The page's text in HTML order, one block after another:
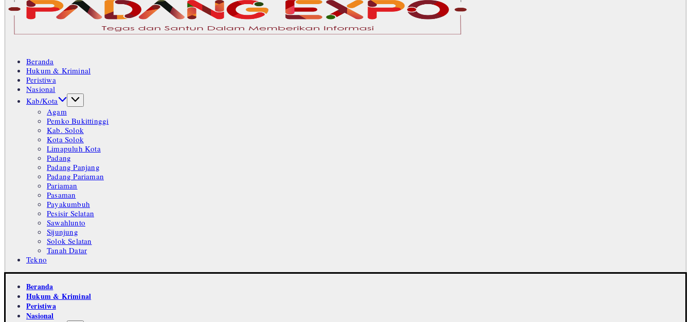
Memberikan
Informasi
Beranda
Hukum & Kriminal
Peristiwa
Nasional
Kab/Kota
Agam
Pemko Bukittinggi
Kab. Solok
Kota Solok
Limapuluh Kota
Padang
Padang Panjang
Padang Pariaman
Pariaman
Pasaman
Payakumbuh
Pesisir Selatan
Sawahlunto
Sijunjung
Solok Selatan
Tanah Datar
Tekno
Beranda
Hukum & Kriminal
Peristiwa
Nasional